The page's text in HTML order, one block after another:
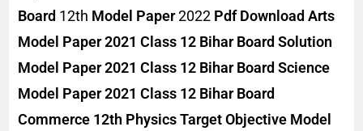
Board 12th Model Paper2022 Pdf Download Arts
Model Paper 2021 Class 12 Bihar Board Solution
Model Paper 2021 Class 12 Bihar Board Science
Model Paper 2021 Class 12 Bihar Board
Commerce 12th Physics Target Objective Model